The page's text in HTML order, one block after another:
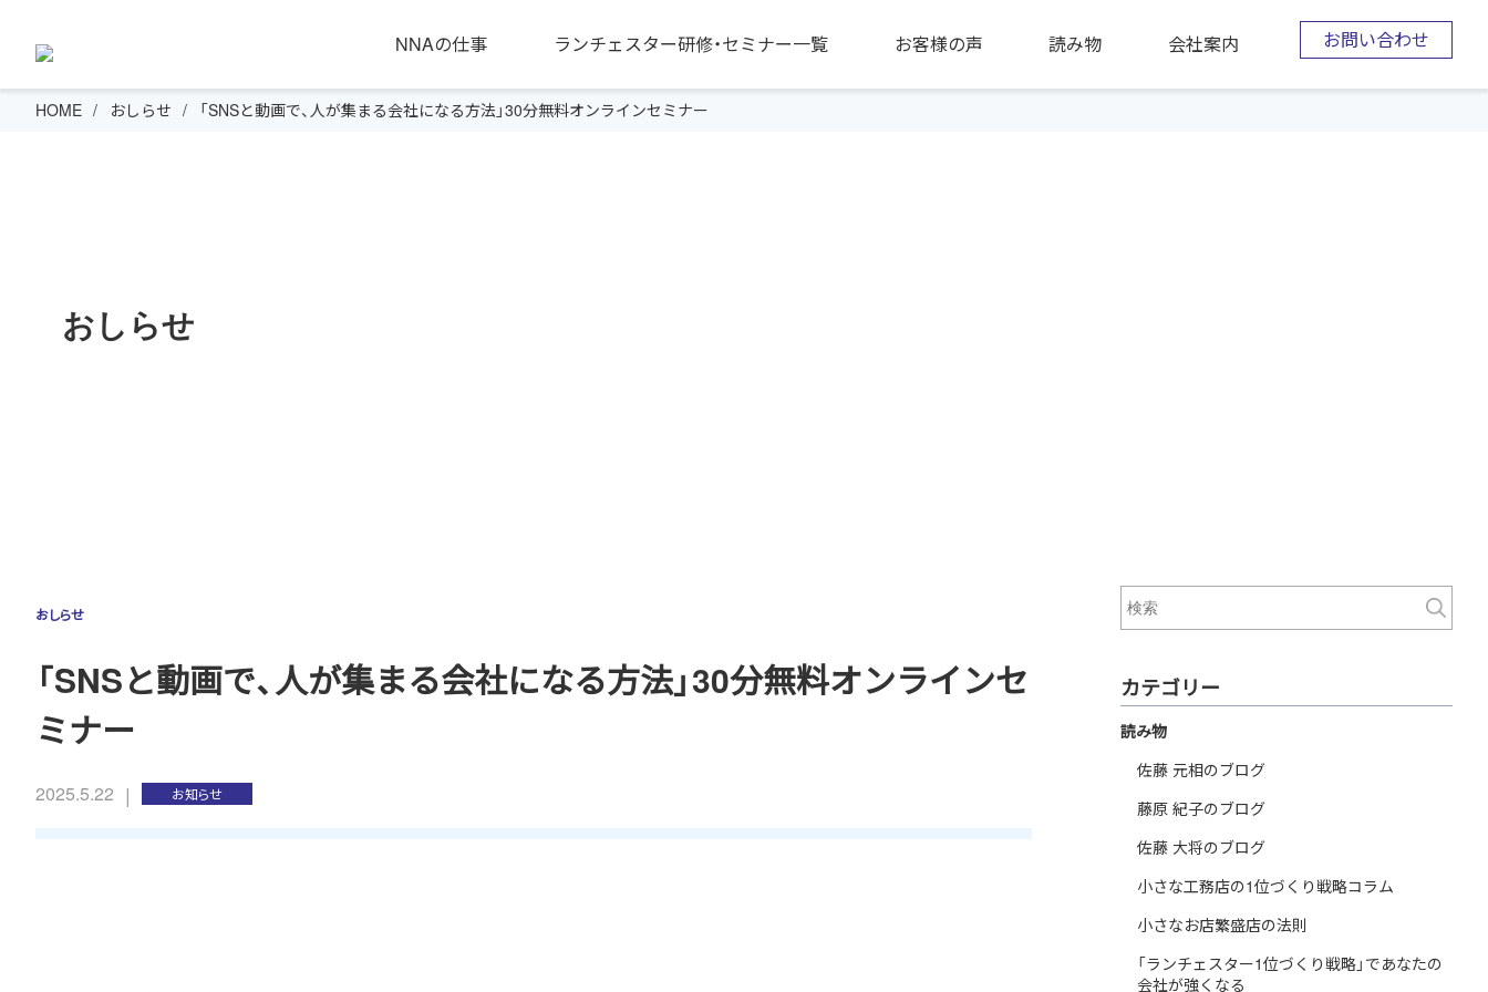
NNAの仕事 ランチェスター研修・セミナー一覧 お客様の声 読み物 会社案内 お問い合わせ
HOME おしらせ 「SNSと動画で、人が集まる会社になる方法」30分無料オンラインセミナー
おしらせ
おしらせ
「SNSと動画で、人が集まる会社になる方法」30分無料オンラインセ
ミナー
2025.5.22 | お知らせ
カテゴリー
読み物
佐藤 元相のブログ
藤原 紀子のブログ
佐藤 大将のブログ
小さな工務店の1位づくり戦略コラム
小さなお店繁盛店の法則
「ランチェスター1位づくり戦略」であなたの
会社が強くなる